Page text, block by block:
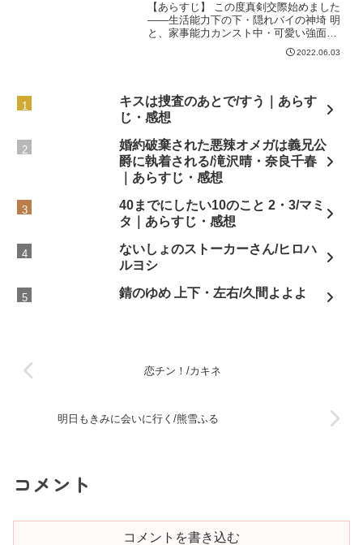
【あらすじ】 この度真剣交際始めました
――生活能力下の下・隠れバイの神埼 明
と、家事能力カンスト中・可愛い強面鬼
村龍雄の真剣交際が始まり、慣れない恋
愛に龍雄が右往左往していた矢先、明の
2022.06.03
キスは捜査のあとで/すう｜あらす
じ・感想
婚約破棄された悪辣オメガは義兄公
爵に執着される/滝沢晴・奈良千春
｜あらすじ・感想
40までにしたい10のこと 2・3/マミ
タ｜あらすじ・感想
ないしょのストーカーさん/ヒロハ
ルヨシ
錆のゆめ 上下・左右/久間よよよ
恋チン！/カキネ
明日もきみに会いに行く/熊雪ふる
コメント
コメントを書き込む